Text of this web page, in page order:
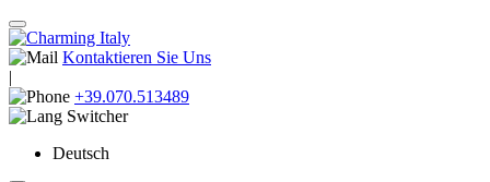
Kontaktieren Sie Uns
|
+39.070.513489
Deutsch